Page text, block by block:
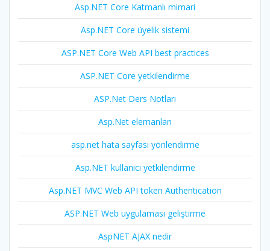
Asp.NET Core Katmanlı mimari
Asp.NET Core üyelik sistemi
ASP.NET Core Web API best practices
ASP.NET Core yetkilendirme
ASP.Net Ders Notları
Asp.Net elemanları
asp.net hata sayfası yönlendirme
Asp.NET kullanıcı yetkilendirme
Asp.NET MVC Web API token Authentication
ASP.NET Web uygulaması geliştirme
AspNET AJAX nedir